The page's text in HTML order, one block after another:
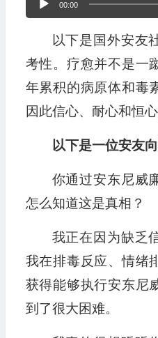
频
放
器
00:00
以下是国外安友
考性。疗愈并不是一
年累积的病原体和毒
因此信心、耐心和恒心
以下是一位安友
你通过安东尼威
怎么知道这是真相？
我正在因为缺乏
我在排毒反应、情绪
获得能够执行安东尼
到了很大困难。